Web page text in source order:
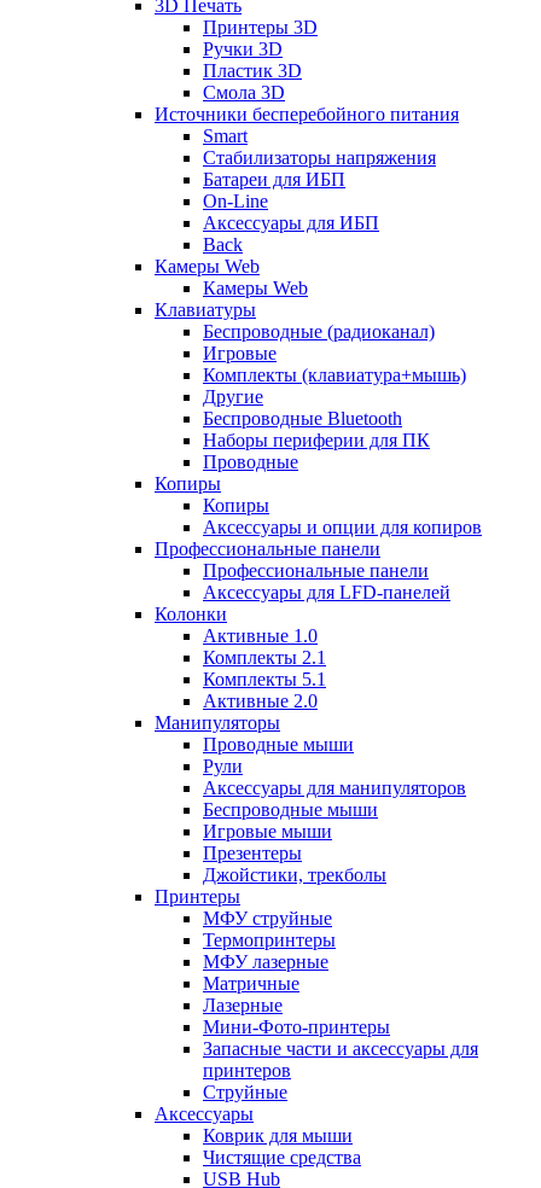
3D Печать
Принтеры 3D
Ручки 3D
Пластик 3D
Смола 3D
Источники бесперебойного питания
Smart
Стабилизаторы напряжения
Батареи для ИБП
On-Line
Аксессуары для ИБП
Back
Камеры Web
Камеры Web
Клавиатуры
Беспроводные (радиоканал)
Игровые
Комплекты (клавиатура+мышь)
Другие
Беспроводные Bluetooth
Наборы периферии для ПК
Проводные
Копиры
Копиры
Аксессуары и опции для копиров
Профессиональные панели
Профессиональные панели
Аксессуары для LFD-панелей
Колонки
Активные 1.0
Комплекты 2.1
Комплекты 5.1
Активные 2.0
Манипуляторы
Проводные мыши
Рули
Аксессуары для манипуляторов
Беспроводные мыши
Игровые мыши
Презентеры
Джойстики, трекболы
Принтеры
МФУ струйные
Термопринтеры
МФУ лазерные
Матричные
Лазерные
Мини-Фото-принтеры
Запасные части и аксессуары для
принтеров
Струйные
Аксессуары
Коврик для мыши
Чистящие средства
USB Hub